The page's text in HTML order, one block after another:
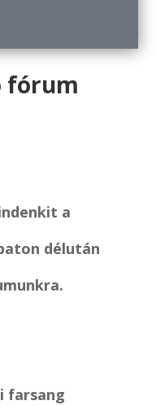
fórum
a
délután
farsang